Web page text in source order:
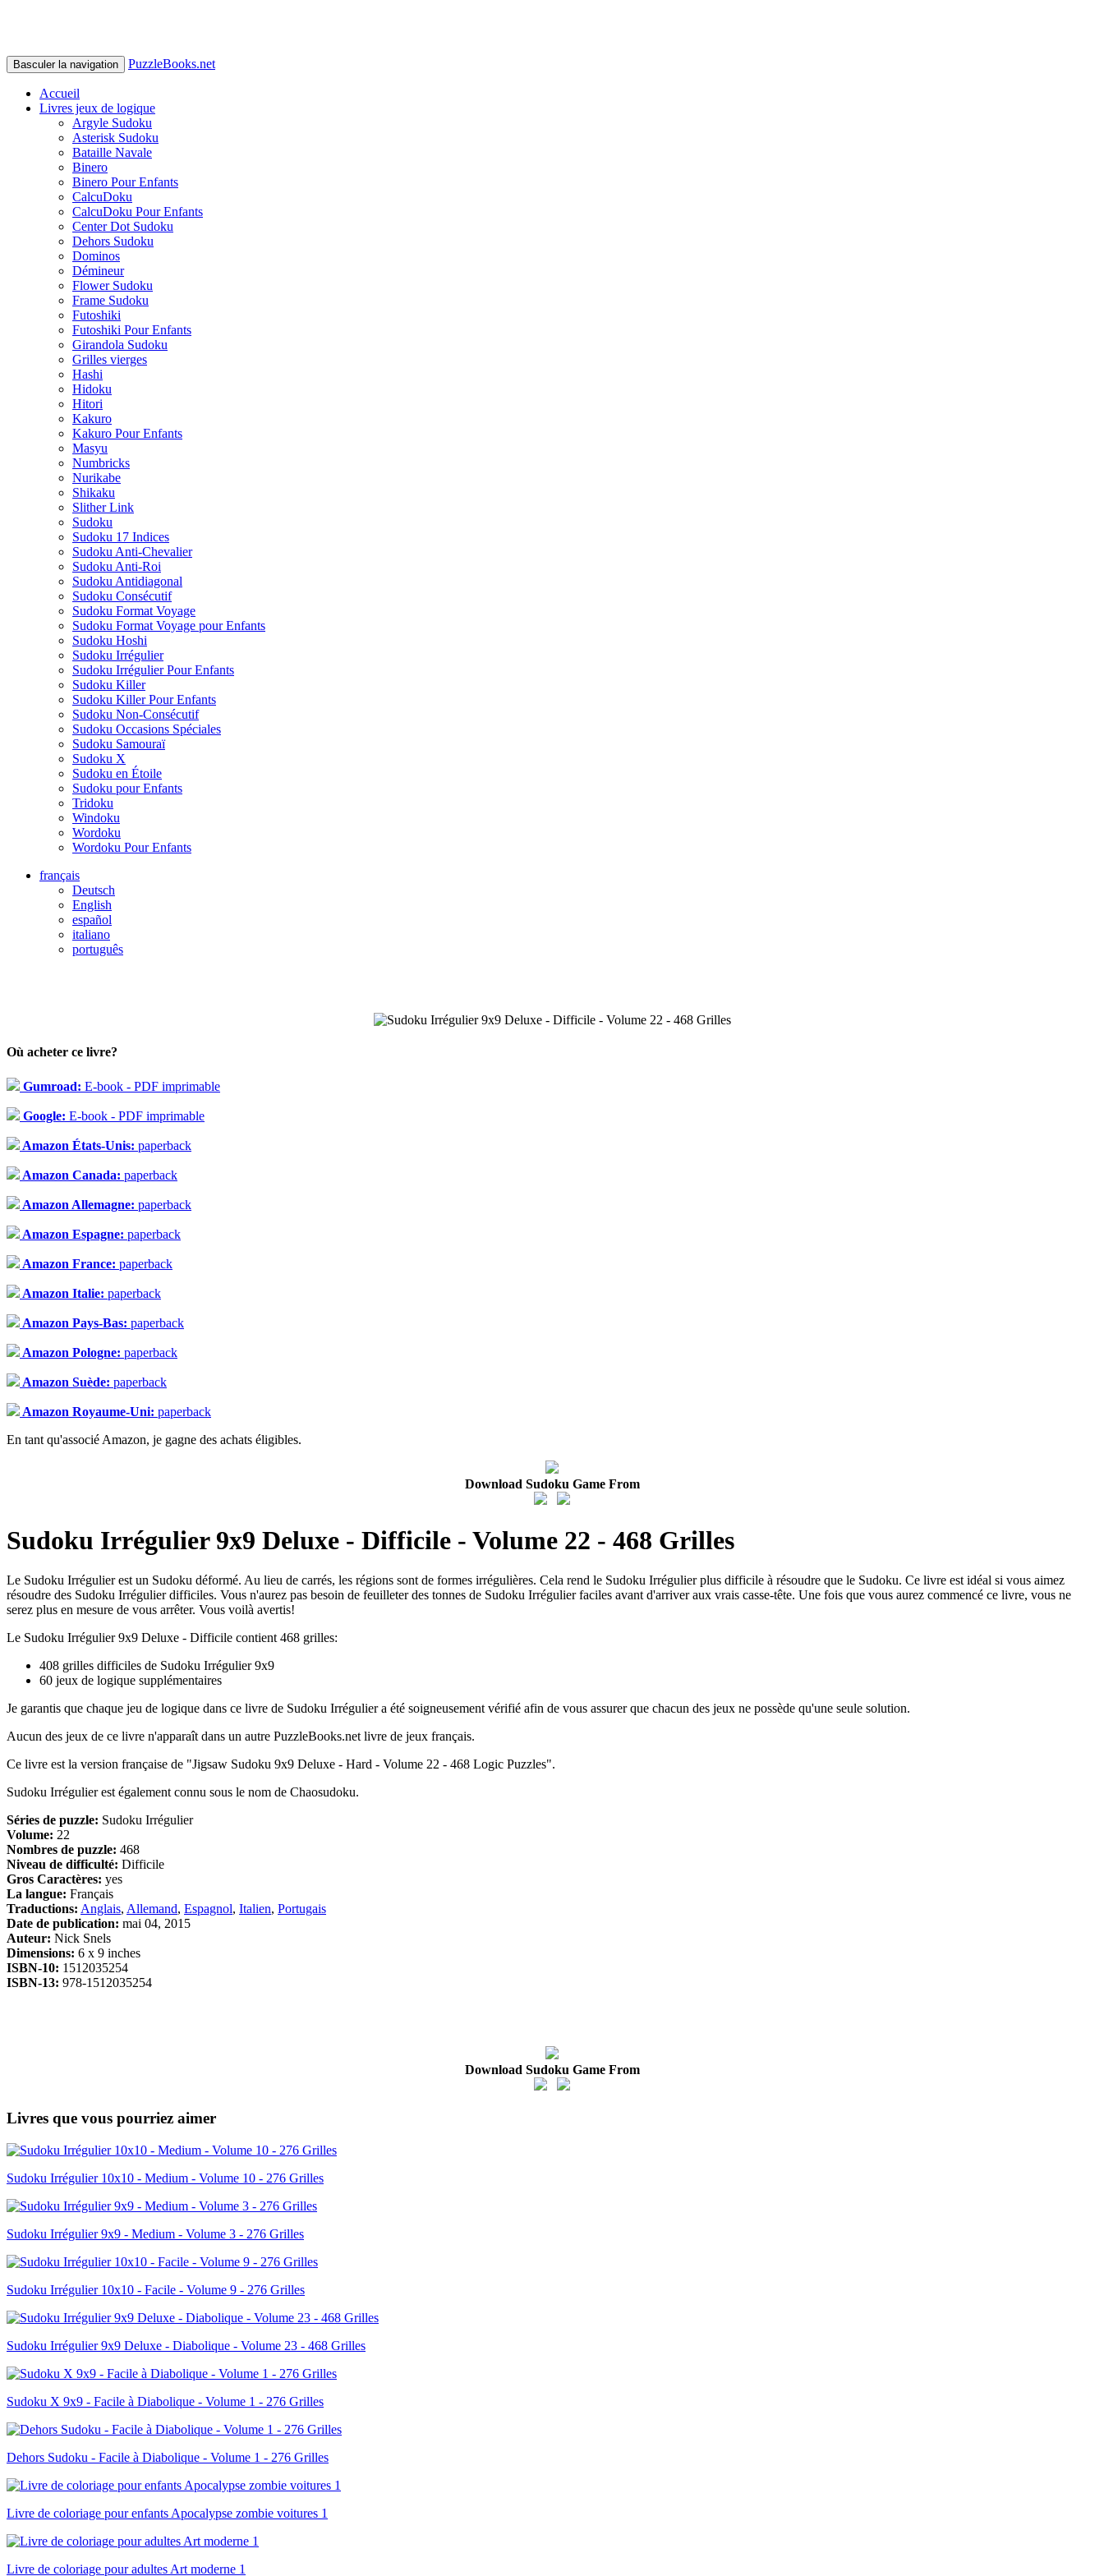
Basculer la navigation PuzzleBooks.net
Accueil
Livres jeux de logique
Argyle Sudoku
Asterisk Sudoku
Bataille Navale
Binero
Binero Pour Enfants
CalcuDoku
CalcuDoku Pour Enfants
Center Dot Sudoku
Dehors Sudoku
Dominos
Démineur
Flower Sudoku
Frame Sudoku
Futoshiki
Futoshiki Pour Enfants
Girandola Sudoku
Grilles vierges
Hashi
Hidoku
Hitori
Kakuro
Kakuro Pour Enfants
Masyu
Numbricks
Nurikabe
Shikaku
Slither Link
Sudoku
Sudoku 17 Indices
Sudoku Anti-Chevalier
Sudoku Anti-Roi
Sudoku Antidiagonal
Sudoku Consécutif
Sudoku Format Voyage
Sudoku Format Voyage pour Enfants
Sudoku Hoshi
Sudoku Irrégulier
Sudoku Irrégulier Pour Enfants
Sudoku Killer
Sudoku Killer Pour Enfants
Sudoku Non-Consécutif
Sudoku Occasions Spéciales
Sudoku Samouraï
Sudoku X
Sudoku en Étoile
Sudoku pour Enfants
Tridoku
Windoku
Wordoku
Wordoku Pour Enfants
français
Deutsch
English
español
italiano
português
Où acheter ce livre?
Gumroad: E-book - PDF imprimable
Google: E-book - PDF imprimable
Amazon États-Unis: paperback
Amazon Canada: paperback
Amazon Allemagne: paperback
Amazon Espagne: paperback
Amazon France: paperback
Amazon Italie: paperback
Amazon Pays-Bas: paperback
Amazon Pologne: paperback
Amazon Suède: paperback
Amazon Royaume-Uni: paperback
En tant qu'associé Amazon, je gagne des achats éligibles.
Download Sudoku Game From
Sudoku Irrégulier 9x9 Deluxe - Difficile - Volume 22 - 468 Grilles
Le Sudoku Irrégulier est un Sudoku déformé. Au lieu de carrés, les régions sont de formes irrégulières. Cela rend le Sudoku Irrégulier plus difficile à résoudre que le Sudoku. Ce livre est idéal si vous aimez
résoudre des Sudoku Irrégulier difficiles. Vous n'aurez pas besoin de feuilleter des tonnes de Sudoku Irrégulier faciles avant d'arriver aux vrais casse-tête. Une fois que vous aurez commencé ce livre, vous ne
serez plus en mesure de vous arrêter. Vous voilà avertis!
Le Sudoku Irrégulier 9x9 Deluxe - Difficile contient 468 grilles:
408 grilles difficiles de Sudoku Irrégulier 9x9
60 jeux de logique supplémentaires
Je garantis que chaque jeu de logique dans ce livre de Sudoku Irrégulier a été soigneusement vérifié afin de vous assurer que chacun des jeux ne possède qu'une seule solution.
Aucun des jeux de ce livre n'apparaît dans un autre PuzzleBooks.net livre de jeux français.
Ce livre est la version française de "Jigsaw Sudoku 9x9 Deluxe - Hard - Volume 22 - 468 Logic Puzzles".
Sudoku Irrégulier est également connu sous le nom de Chaosudoku.
Séries de puzzle: Sudoku Irrégulier
Volume: 22
Nombres de puzzle: 468
Niveau de difficulté: Difficile
Gros Caractères: yes
La langue: Français
Traductions: Anglais, Allemand, Espagnol, Italien, Portugais
Date de publication: mai 04, 2015
Auteur: Nick Snels
Dimensions: 6 x 9 inches
ISBN-10: 1512035254
ISBN-13: 978-1512035254
Download Sudoku Game From
Livres que vous pourriez aimer
Sudoku Irrégulier 10x10 - Medium - Volume 10 - 276 Grilles
Sudoku Irrégulier 9x9 - Medium - Volume 3 - 276 Grilles
Sudoku Irrégulier 10x10 - Facile - Volume 9 - 276 Grilles
Sudoku Irrégulier 9x9 Deluxe - Diabolique - Volume 23 - 468 Grilles
Sudoku X 9x9 - Facile à Diabolique - Volume 1 - 276 Grilles
Dehors Sudoku - Facile à Diabolique - Volume 1 - 276 Grilles
Livre de coloriage pour enfants Apocalypse zombie voitures 1
Livre de coloriage pour adultes Art moderne 1